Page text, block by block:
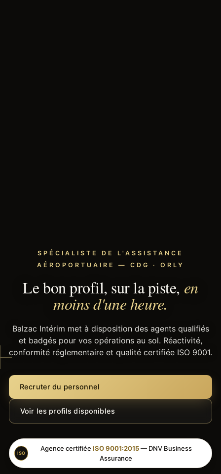
SPÉCIALISTE DE L'ASSISTANCE
AÉROPORTUAIRE — CDG · ORLY
Le bon profil, sur la piste, en
moins d'une heure.
Balzac Intérim met à disposition des agents qualifiés
et badgés pour vos opérations au sol. Réactivité,
conformité réglementaire et qualité certifiée ISO 9001.
Recruter du personnel
Voir les profils disponibles
ISO
Agence certifiée ISO 9001:2015— DNV Business
Assurance